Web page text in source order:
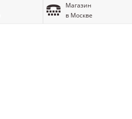
Магазин
в Москве